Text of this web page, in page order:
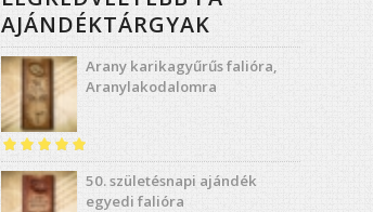
AJÁNDÉKTÁRGYAK
Arany karikagyűrűs falióra,
Aranylakodalomra
Értékelés:4.98
50. születésnapi ajándék
egyedi falióra